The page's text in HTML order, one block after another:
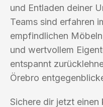
und Entladen deiner
Teams sind erfahren
empfindlichen
und wertvollem
entspannt
Örebro
Sichere dir jetzt einen